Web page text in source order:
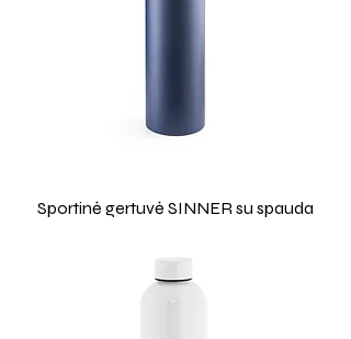
Sportinė gertuvė SINNER su spauda